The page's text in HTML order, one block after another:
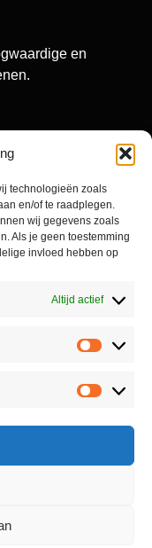
technologieën zoals
en/of te raadplegen.
wij gegevens zoals
Als je geen toestemming
invloed hebben op
Altijd actief
en
en Systems